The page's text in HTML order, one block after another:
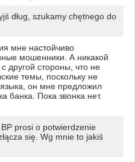
dług, szukamy chętnego do
мне настойчиво
мошенники. А никакой
другой стороны, что не
темы, поскольку не
он мне предложил
банка. Пока звонка нет.
prosi o potwierdzenie
się. Wg mnie to jakiś